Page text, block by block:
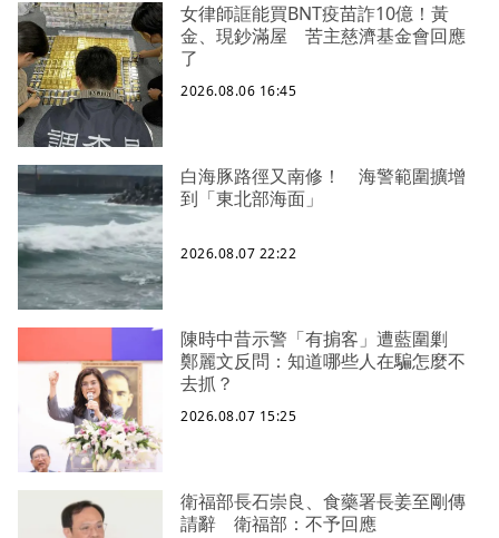
女律師誆能買BNT疫苗詐10億！黃
金、現鈔滿屋 苦主慈濟基金會回應
了
2026.08.06 16:45
白海豚路徑又南修！ 海警範圍擴增
到「東北部海面」
2026.08.07 22:22
陳時中昔示警「有掮客」遭藍圍剿
鄭麗文反問：知道哪些人在騙怎麼不
去抓？
2026.08.07 15:25
衛福部長石崇良、食藥署長姜至剛傳
請辭 衛福部：不予回應